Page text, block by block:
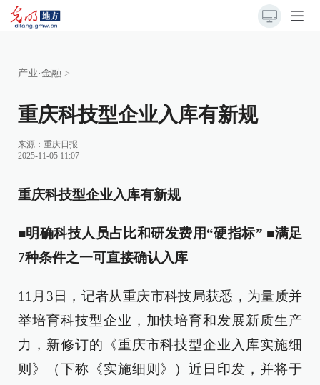
产业·金融 >
重庆科技型企业入库有新规
来源： 重庆日报
2025-11-05 11:07
重庆科技型企业入库有新规
■明确科技人员占比和研发费用“硬指标” ■满足
7种条件之一可直接确认入库
11月3日，记者从重庆市科技局获悉，为量质并
举培育科技型企业，加快培育和发展新质生产
力，新修订的《重庆市科技型企业入库实施细
则》（下称《实施细则》）近日印发，并将于